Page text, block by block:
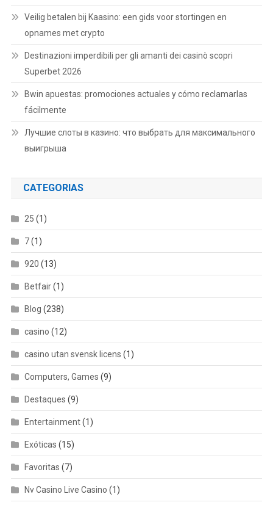
Veilig betalen bij Kaasino: een gids voor stortingen en
opnames met crypto
Destinazioni imperdibili per gli amanti dei casinò scopri
Superbet 2026
Bwin apuestas: promociones actuales y cómo reclamarlas
fácilmente
Лучшие слоты в казино: что выбрать для максимального
выигрыша
CATEGORIAS
25 (1)
7(1)
920 (13)
Betfair(1)
Blog (238)
casino (12)
casino utan svensk licens (1)
Computers, Games (9)
Destaques (9)
Entertainment(1)
Exóticas (15)
Favoritas (7)
Nv Casino Live Casino (1)